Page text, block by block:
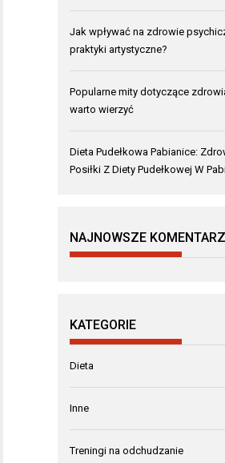
Jak wpływać na zdrowie
praktyki artystyczne?
Popularne mity dotyczące
warto wierzyć
Dieta Pudełkowa Pabianice:
Posiłki Z Diety Pudełkowej W
NAJNOWSZE
KATEGORIE
Dieta
Inne
Treningi na odchudzanie